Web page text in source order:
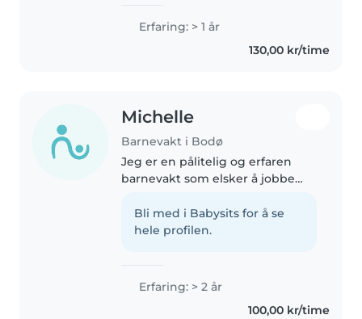
Erfaring: > 1 år
130,00 kr/time
Michelle
Barnevakt i Bodø
Jeg er en pålitelig og erfaren
barnevakt som elsker å jobbe
erfaring med å passe på babyer,
smårolinger og førskolebarn. Jeg
Bli med i Babysits for å se
hele profilen.
Erfaring: > 2 år
100,00 kr/time